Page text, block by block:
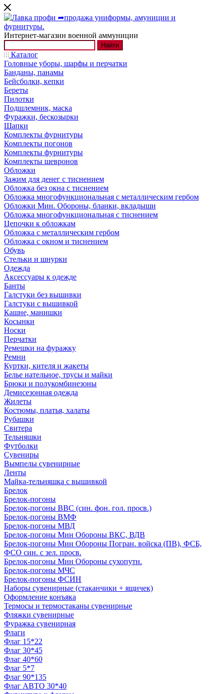
Интернет-магазин военной аммуниции
Найти
Каталог
Головные уборы, шарфы и перчатки
Банданы, панамы
Бейсболки, кепки
Береты
Пилотки
Подшлемник, маска
Фуражки, бескозырки
Шапки
Комплекты фурнитуры
Комплекты погонов
Комплекты фурнитуры
Комплекты шевронов
Обложки
Зажим для денег с тиснением
Обложка без окна с тиснением
Обложка многофункциональная с металлическим гербом
Обложки Мин. Обороны, бланки, вкладыши
Обложка многофункциональная с тиснением
Цепочки к обложкам
Обложка с металлическим гербом
Обложка с окном и тиснением
Обувь
Стельки и шнурки
Одежда
Аксессуары к одежде
Банты
Галстуки без вышивки
Галстуки с вышивкой
Кашне, манишки
Косынки
Носки
Перчатки
Ремешки на фуражку
Ремни
Куртки, кителя и жакеты
Белье нательное, трусы и майки
Брюки и полукомбинезоны
Демисезонная одежда
Жилеты
Костюмы, платья, халаты
Рубашки
Свитера
Тельняшки
Футболки
Сувениры
Вымпелы сувенирные
Ленты
Майка-тельняшка с вышивкой
Брелок
Брелок-погоны
Брелок-погоны ВВС (син. фон. гол. просв.)
Брелок-погоны ВМФ
Брелок-погоны МВД
Брелок-погоны Мин Обороны ВКС, ВДВ
Брелок-погоны Мин Обороны Погран. войска (ПВ), ФСБ,
ФСО син. с зел. просв.
Брелок-погоны Мин Обороны сухопутн.
Брелок-погоны МЧС
Брелок-погоны ФСИН
Наборы сувенирные (стаканчики + ящичек)
Оформление конъяка
Термосы и термостаканы сувенирные
Фляжки сувенирные
Фуражка сувенирная
Флаги
Флаг 15*22
Флаг 30*45
Флаг 40*60
Флаг 5*7
Флаг 90*135
Флаг АВТО 30*40